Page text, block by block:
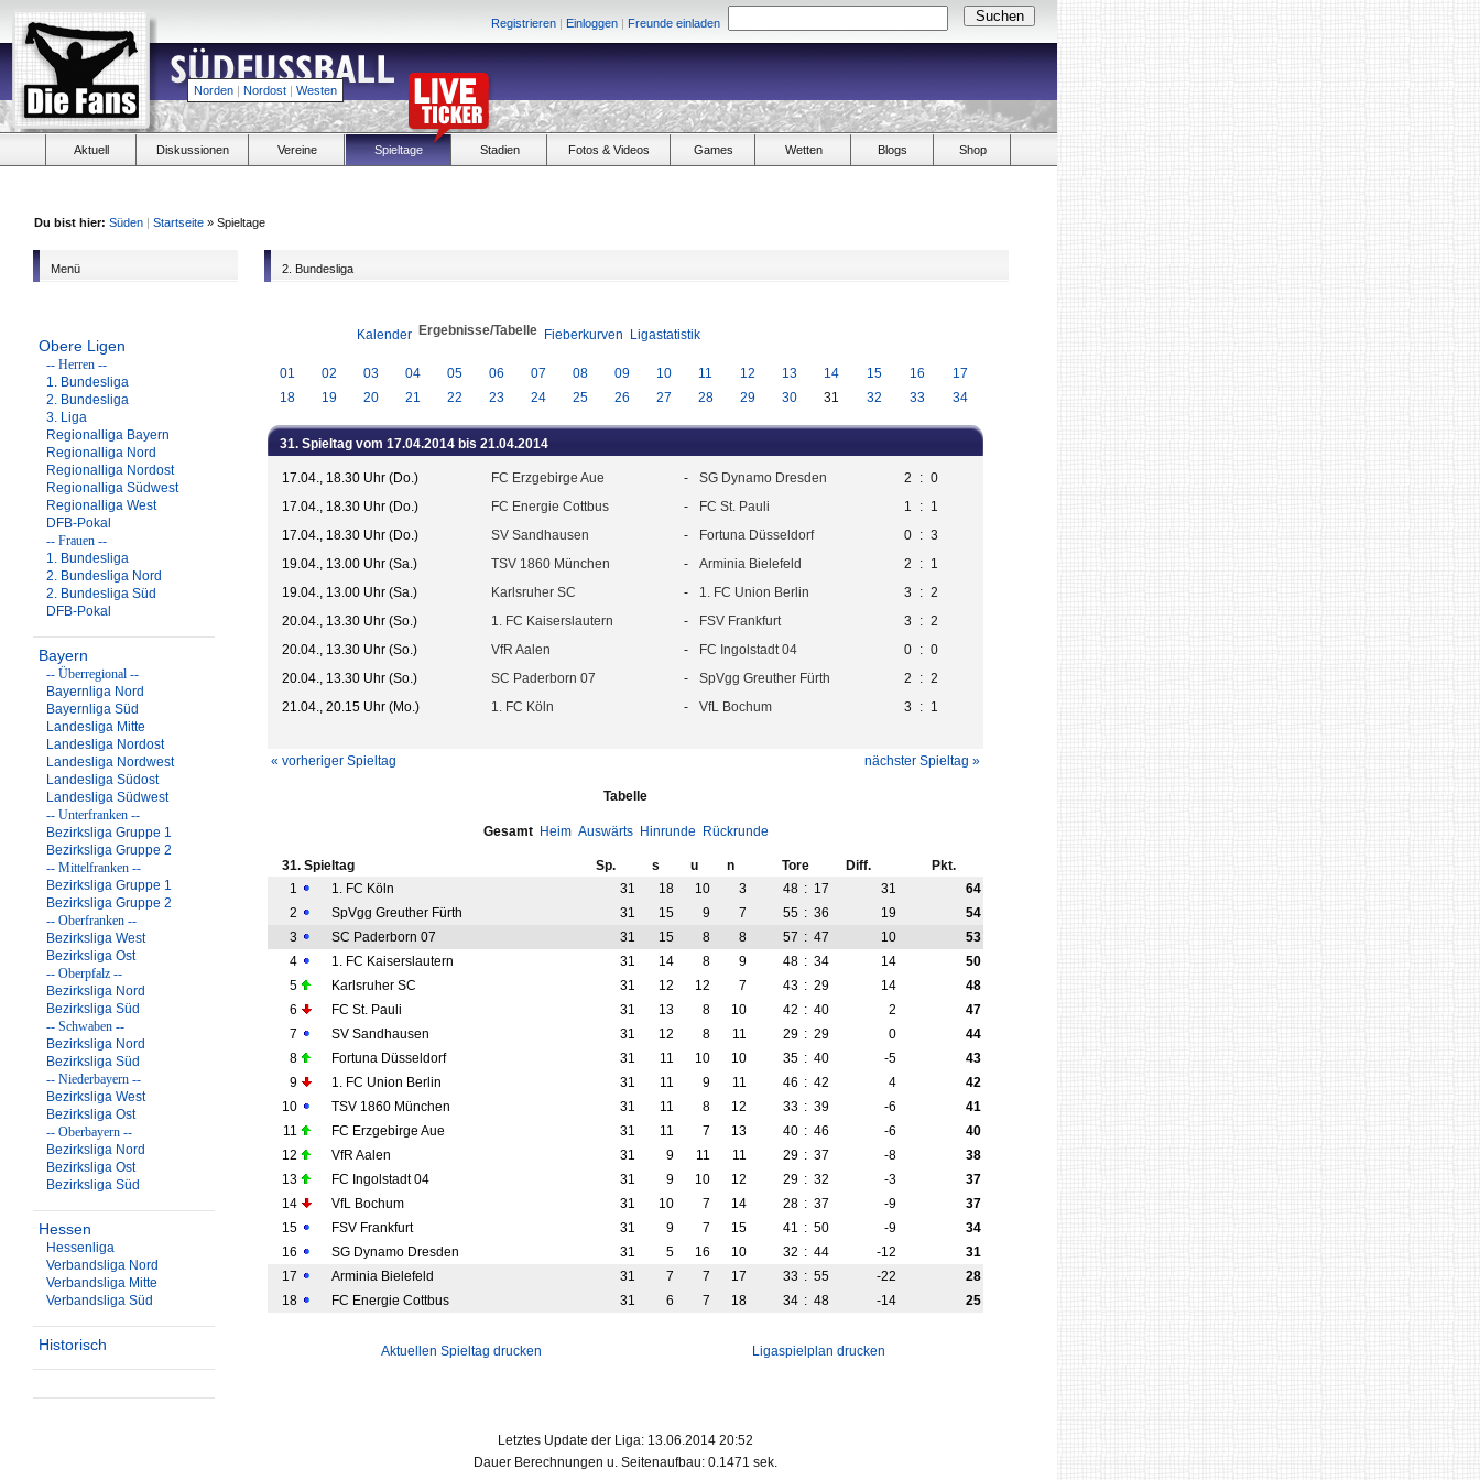
Registrieren | Einloggen | Freunde einladen
Norden | Nordost | Westen
Aktuell Diskussionen Vereine Spieltage Stadien Fotos & Videos Games Wetten Blogs Shop
Du bist hier: Süden | Startseite » Spieltage
Menü
Obere Ligen
-- Herren --
1. Bundesliga
2. Bundesliga
3. Liga
Regionalliga Bayern
Regionalliga Nord
Regionalliga Nordost
Regionalliga Südwest
Regionalliga West
DFB-Pokal
-- Frauen --
1. Bundesliga
2. Bundesliga Nord
2. Bundesliga Süd
DFB-Pokal
Bayern
-- Überregional --
Bayernliga Nord
Bayernliga Süd
Landesliga Mitte
Landesliga Nordost
Landesliga Nordwest
Landesliga Südost
Landesliga Südwest
-- Unterfranken --
Bezirksliga Gruppe 1
Bezirksliga Gruppe 2
-- Mittelfranken --
Bezirksliga Gruppe 1
Bezirksliga Gruppe 2
-- Oberfranken --
Bezirksliga West
Bezirksliga Ost
-- Oberpfalz --
Bezirksliga Nord
Bezirksliga Süd
-- Schwaben --
Bezirksliga Nord
Bezirksliga Süd
-- Niederbayern --
Bezirksliga West
Bezirksliga Ost
-- Oberbayern --
Bezirksliga Nord
Bezirksliga Ost
Bezirksliga Süd
Hessen
Hessenliga
Verbandsliga Nord
Verbandsliga Mitte
Verbandsliga Süd
Historisch
2. Bundesliga
Kalender Ergebnisse/Tabelle Fieberkurven Ligastatistik
01 02 03 04 05 06 07 08 09 10 11 12 13 14 15 16
17
18
19 20 21 22 23 24 25 26 27 28 29 30 31 32 33 34
31. Spieltag vom 17.04.2014 bis 21.04.2014
17.04., 18.30 Uhr (Do.) FC Erzgebirge Aue - SG Dynamo Dresden 2 : 0
17.04., 18.30 Uhr (Do.)
FC Energie Cottbus - FC St. Pauli 1 : 1
17.04., 18.30 Uhr (Do.)
SV Sandhausen - Fortuna Düsseldorf 0 : 3
19.04., 13.00 Uhr (Sa.)
TSV 1860 München - Arminia Bielefeld 2 : 1
19.04., 13.00 Uhr (Sa.)
Karlsruher SC - 1. FC Union Berlin 3 : 2
20.04., 13.30 Uhr (So.)
1. FC Kaiserslautern - FSV Frankfurt 3 : 2
20.04., 13.30 Uhr (So.)
VfR Aalen - FC Ingolstadt 04 0 : 0
20.04., 13.30 Uhr (So.)
SC Paderborn 07 - SpVgg Greuther Fürth 2 : 2
21.04., 20.15 Uhr (Mo.)
1. FC Köln - VfL Bochum 3 : 1
« vorheriger Spieltag nächster Spieltag »
Tabelle
Gesamt Heim Auswärts Hinrunde Rückrunde
31. Spieltag Sp. s u n Tore Diff.
Pkt.
1
1. FC Köln 31 18 10 3 48 : 17 31
64
2
SpVgg Greuther Fürth 31 15 9 7 55 : 36 19
54
3
SC Paderborn 07 31 15 8 8 57 : 47 10
53
4
1. FC Kaiserslautern 31 14 8 9 48 : 34 14
50
5
Karlsruher SC 31 12 12 7 43 : 29 14
48
6
FC St. Pauli 31 13 8 10 42 : 40 2
47
7
SV Sandhausen 31 12 8 11 29 : 29 0
44
8
Fortuna Düsseldorf 31 11 10 10 35 : 40 -5
43
9
1. FC Union Berlin 31 11 9 11 46 : 42 4
42
10
TSV 1860 München 31 11 8 12 33 : 39 -6
41
11
FC Erzgebirge Aue 31 11 7 13 40 : 46 -6
40
12
VfR Aalen 31 9 11 11 29 : 37 -8
38
13
FC Ingolstadt 04 31 9 10 12 29 : 32 -3
37
14
VfL Bochum 31 10 7 14 28 : 37 -9
37
15
FSV Frankfurt 31 9 7 15 41 : 50 -9
34
16
SG Dynamo Dresden 31 5 16 10 32 : 44 -12
31
17
Arminia Bielefeld 31 7 7 17 33 : 55 -22
28
18
FC Energie Cottbus 31 6 7 18 34 : 48 -14 25
Aktuellen Spieltag drucken Ligaspielplan drucken
Letztes Update der Liga: 13.06.2014 20:52
Dauer Berechnungen u. Seitenaufbau: 0.1471 sek.